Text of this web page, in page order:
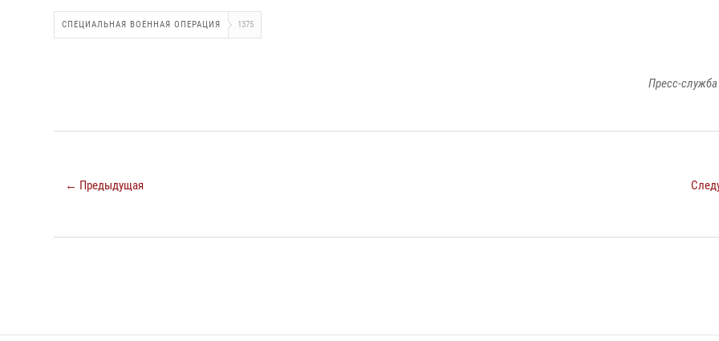
СПЕЦИАЛЬНАЯ ВОЕННАЯ ОПЕРАЦИЯ 1375
Пресс-служба
← Предыдущая